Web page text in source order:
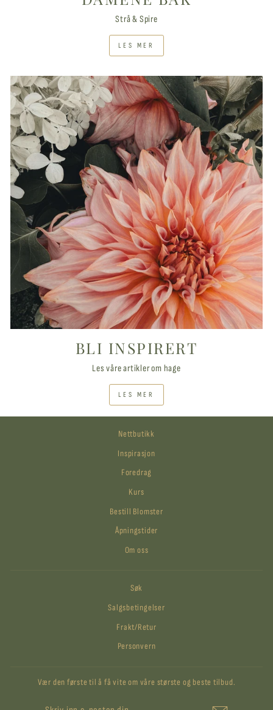
Strå & Spire
LES MER
BLI INSPIRERT
Les våre artikler om hage
LES MER
Nettbutikk
Inspirasjon
Foredrag
Kurs
Bestill Blomster
Åpningstider
Om oss
Søk
Salgsbetingelser
Frakt/Retur
Personvern
Vær den første til å få vite om våre største og beste tilbud.